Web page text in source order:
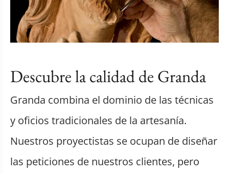
Descubre la calidad de Granda
Granda combina el dominio de las técnicas
y oficios tradicionales de la artesanía.
Nuestros proyectistas se ocupan de diseñar
las peticiones de nuestros clientes, pero